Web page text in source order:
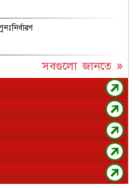
সবগুলো জানতে »